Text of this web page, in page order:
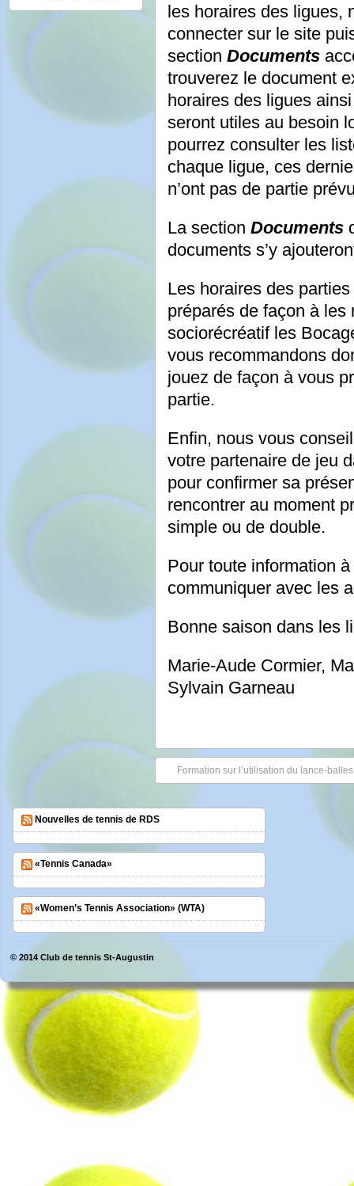
les horaires des ligues,
connecter sur le site
section Documents
trouverez le document
horaires des ligues
seront utiles au besoin
pourrez consulter les
chaque ligue, ces
n’ont pas de partie
La section Documents
documents s’y
Les horaires des
préparés de façon à
sociorécréatif les
vous recommandons
jouez de façon à vous
partie.
Enfin, nous vous
votre partenaire de jeu
pour confirmer sa
rencontrer au moment
simple ou de double.
Pour toute information
communiquer avec les
Bonne saison dans les
Marie-Aude Cormier,
Sylvain Garneau
Formation sur l’utilisation du lance-
Nouvelles de tennis de RDS
«Tennis Canada»
«Women’s Tennis Association» (WTA)
© 2014 Club de tennis St-Augustin